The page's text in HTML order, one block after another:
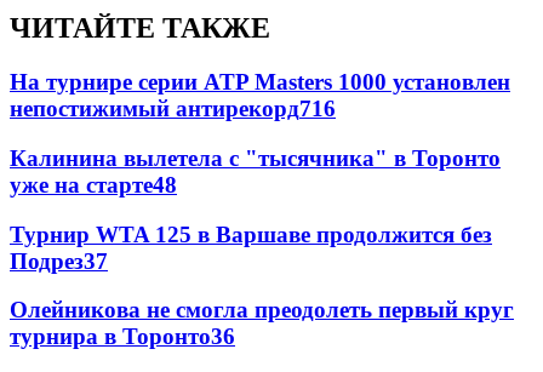
ЧИТАЙТЕ ТАКЖЕ
На турнире серии ATP Masters 1000 установлен
непостижимый антирекорд716
Калинина вылетела с "тысячника" в Торонто
уже на старте48
Турнир WTA 125 в Варшаве продолжится без
Подрез37
Олейникова не смогла преодолеть первый круг
турнира в Торонто36